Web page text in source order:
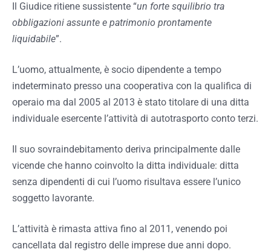
Il Giudice ritiene sussistente “un forte squilibrio tra
obbligazioni assunte e patrimonio prontamente
liquidabile”.
L’uomo, attualmente, è socio dipendente a tempo
indeterminato presso una cooperativa con la qualifica di
operaio ma dal 2005 al 2013 è stato titolare di una ditta
individuale esercente l’attività di autotrasporto conto terzi.
Il suo sovraindebitamento deriva principalmente dalle
vicende che hanno coinvolto la ditta individuale: ditta
senza dipendenti di cui l’uomo risultava essere l’unico
soggetto lavorante.
L’attività è rimasta attiva fino al 2011, venendo poi
cancellata dal registro delle imprese due anni dopo.